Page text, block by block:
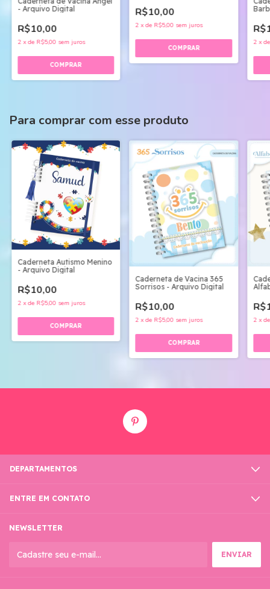
- Arquivo Digital
R$10,00
2 xde R$5,00 sem juros
R$10,00
2 xde R$5,00 sem juros
2 x
Para comprar com esse produto
Caderneta Autismo Menino
- Arquivo Digital
R$10,00
2 xde R$5,00 sem juros
Caderneta de Vacina 365
Sorrisos - Arquivo Digital
R$10,00
2 xde R$5,00 sem juros 2 x
DEPARTAMENTOS
ENTRE EM CONTATO
NEWSLETTER